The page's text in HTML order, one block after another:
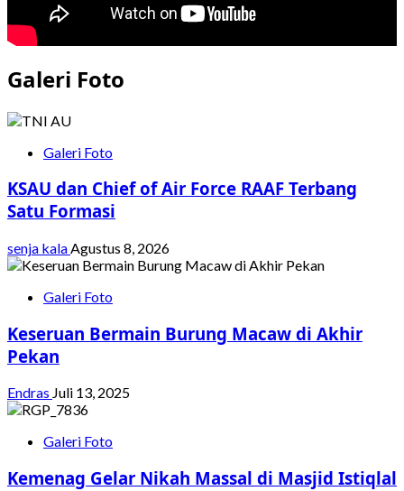
Galeri Foto
Galeri Foto
KSAU dan Chief of Air Force RAAF Terbang
Satu Formasi
senja kalaAgustus 8, 2026
Galeri Foto
Keseruan Bermain Burung Macaw di Akhir
Pekan
Endras Juli 13, 2025
Galeri Foto
Kemenag Gelar Nikah Massal di Masjid Istiqlal